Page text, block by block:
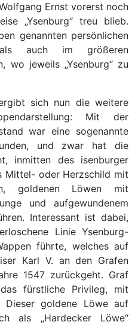
Ernst vorerst noch
„Ysenburg“ treu blieb.
genannten persönlichen
auch im größeren
wo jeweils „Ysenburg“ zu
sich nun die weitere
Mit der
war eine sogenannte
und zwar hat die
inmitten des isenburger
Mittel- oder Herzschild mit
goldenen Löwen mit
und aufgewundenem
Interessant ist dabei,
Linie Ysenburg-
führte, welches auf
Karl V. an den Grafen
1547 zurückgeht. Graf
fürstliche Privileg, mit
Dieser goldene Löwe auf
als „Hardecker Löwe“